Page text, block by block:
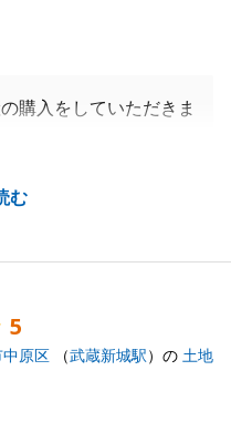
む
購入をしていただきま
、お気軽にご連絡くだ
。
5
中原区 （武蔵新城駅）の 土地